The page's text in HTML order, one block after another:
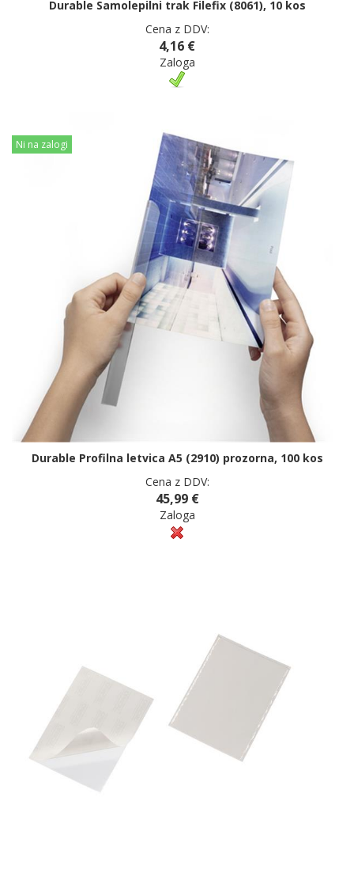
Durable Samolepilni trak Filefix (8061), 10 kos
Cena z DDV:
4,16 €
Zaloga
Ni na zalogi
Durable Profilna letvica A5 (2910) prozorna, 100 kos
Cena z DDV:
45,99 €
Zaloga